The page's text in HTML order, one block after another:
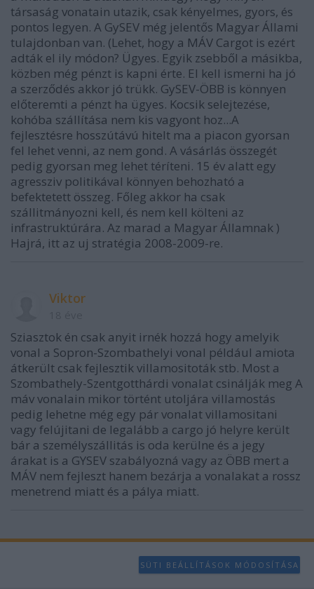
társaság vonatain utazik, csak kényelmes, gyors, és
pontos legyen. A GySEV még jelentős Magyar Állami
tulajdonban van. (Lehet, hogy a MÁV Cargot is ezért
adták el ily módon? Ügyes. Egyik zsebből a másikba,
közben még pénzt is kapni érte. El kell ismerni ha jó
a szerződés akkor jó trükk. GySEV-ÖBB is könnyen
előteremti a pénzt ha ügyes. Kocsik selejtezése,
kohóba szállítása nem kis vagyont hoz...A
fejlesztésre hosszútávú hitelt ma a piacon gyorsan
fel lehet venni, az nem gond. A vásárlás összegét
pedig gyorsan meg lehet téríteni. 15 év alatt egy
agressziv politikával könnyen behozható a
befektetett összeg. Főleg akkor ha csak
szállitmányozni kell, és nem kell költeni az
infrastruktúrára. Az marad a Magyar Államnak )
Hajrá, itt az uj stratégia 2008-2009-re.
Viktor
Sziasztok én csak anyit irnék hozzá hogy amelyik
vonal a Sopron-Szombathelyi vonal például amiota
átkerült csak fejlesztik villamositoták stb. Most a
Szombathely-Szentgotthárdi vonalat csinálják meg A
máv vonalain mikor történt utoljára villamostás
pedig lehetne még egy pár vonalat villamositani
vagy felújitani de legalább a cargo jó helyre került
bár a személyszállitás is oda kerülne és a jegy
árakat is a GYSEV szabályozná vagy az ÖBB mert a
MÁV nem fejleszt hanem bezárja a vonalakat a rossz
menetrend miatt és a pálya miatt.
SÜTI BEÁLLÍTÁSOK MÓDOSÍTÁSA